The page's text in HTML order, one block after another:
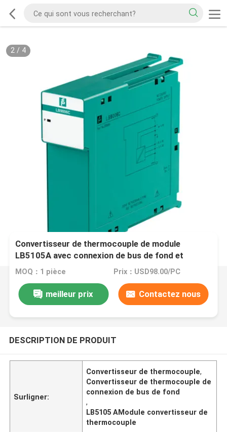
2/ 4
Convertisseur de thermocouple de module
LB5105A avec connexion de bus de fond et
dissipation de puissance de 0,75 W
MOQ：1 pièce Prix：USD98.00/PC
meilleur prix Contactez nous
DESCRIPTION DE PRODUIT
Surligner:
Convertisseur de thermocouple,
Convertisseur de thermocouple de
connexion de bus de fond
,
LB5105 AModule convertisseur de
thermocouple